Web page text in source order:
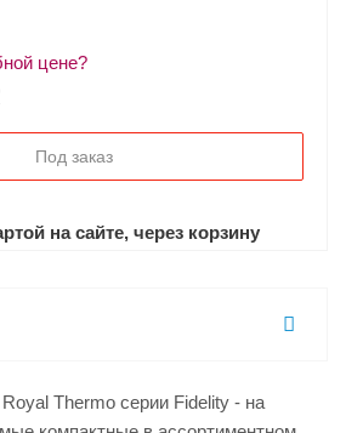
цене?
Под заказ
на сайте, через корзину
Thermo серии Fidelity - на